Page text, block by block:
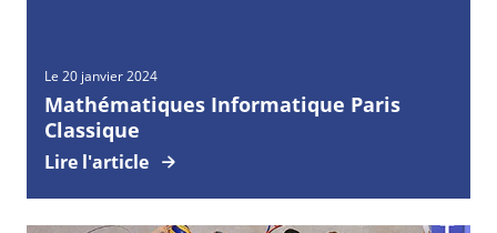
Le 20 janvier 2024
Mathématiques Informatique Paris
Classique
Lire l'article